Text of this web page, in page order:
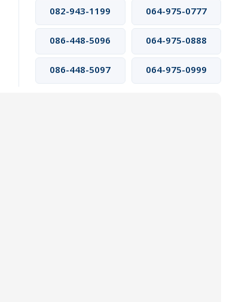
082-943-1199 064-975-0777
086-448-5096 064-975-0888
086-448-5097 064-975-0999